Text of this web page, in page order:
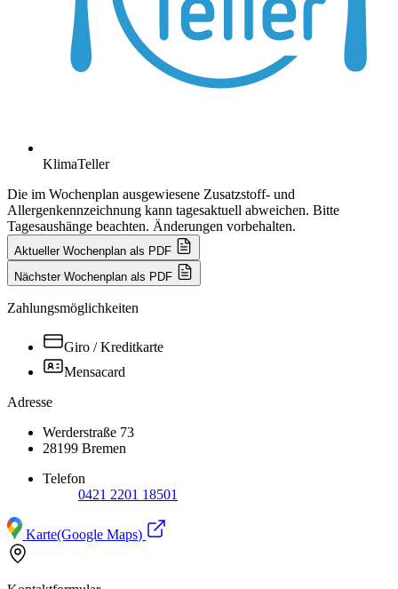
KlimaTeller
Die im Wochenplan ausgewiesene Zusatzstoff- und
Allergenkennzeichnung kann tagesaktuell abweichen. Bitte
Tagesaushänge beachten. Änderungen vorbehalten.
Aktueller Wochenplan als PDF
Nächster Wochenplan als PDF
Zahlungsmöglichkeiten
Giro / Kreditkarte
Mensacard
Adresse
Werderstraße 73
28199 Bremen
Telefon
0421 2201 18501
Karte(Google Maps)